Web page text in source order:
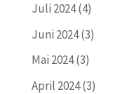
Juli 2024(4)
Juni 2024(3)
Mai 2024(3)
April 2024(3)